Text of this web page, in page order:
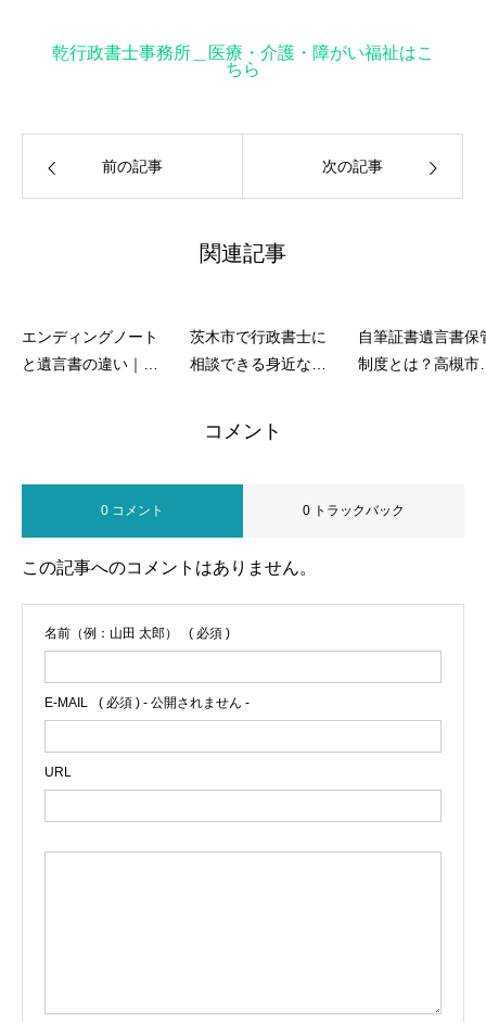
乾行政書士事務所＿医療・介護・障がい福祉はこ
ちら
前の記事 次の記事
関連記事
エンディングノート
と遺言書の違い｜高
茨木市で行政書士に
相談できる身近な民
行政書士が解説！
自筆証書遺言書保
制度とは？高槻市
コメント
0 コメント 0 トラックバック
この記事へのコメントはありません。
名前（例：山田 太郎） ( 必須 )
E-MAIL ( 必須 ) - 公開されません -
URL